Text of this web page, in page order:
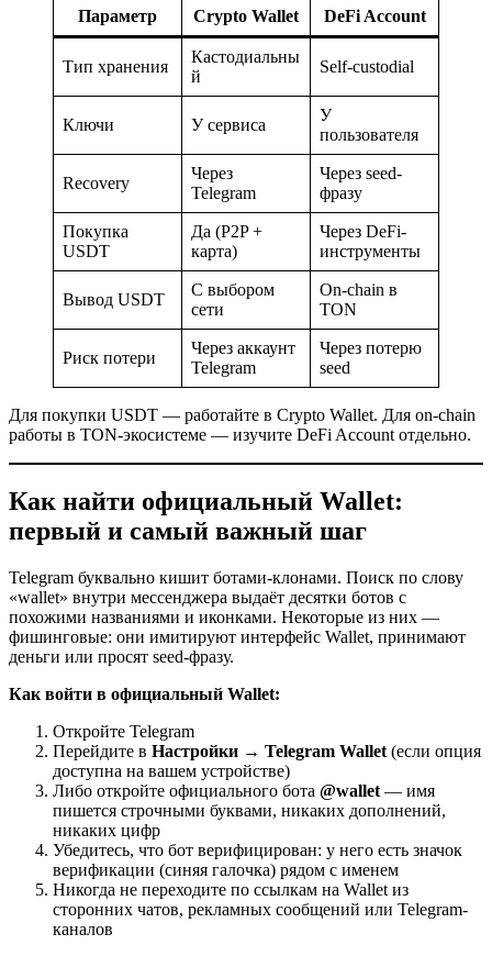
Параметр Crypto Wallet DeFi Account
Тип хранения
Кастодиальны
й
Self-custodial
Ключи У сервиса
У
пользователя
Recovery
Через
Telegram
Через seed-
фразу
Покупка
USDT
Да (P2P +
карта)
Через DeFi-
инструменты
Вывод USDT
С выбором
сети
On-chain в
TON
Риск потери
Через аккаунт
Telegram
Через потерю
seed
Для покупки USDT — работайте в Crypto Wallet. Для on-chain
работы в TON-экосистеме — изучите DeFi Account отдельно.
Как найти официальный Wallet:
первый и самый важный шаг
Telegram буквально кишит ботами-клонами. Поиск по слову
«wallet» внутри мессенджера выдаёт десятки ботов с
похожими названиями и иконками. Некоторые из них —
фишинговые: они имитируют интерфейс Wallet, принимают
деньги или просят seed-фразу.
Как войти в официальный Wallet:
Откройте Telegram
Перейдите в Настройки → Telegram Wallet (если опция
доступна на вашем устройстве)
Либо откройте официального бота @wallet — имя
пишется строчными буквами, никаких дополнений,
никаких цифр
Убедитесь, что бот верифицирован: у него есть значок
верификации (синяя галочка) рядом с именем
Никогда не переходите по ссылкам на Wallet из
сторонних чатов, рекламных сообщений или Telegram-
каналов